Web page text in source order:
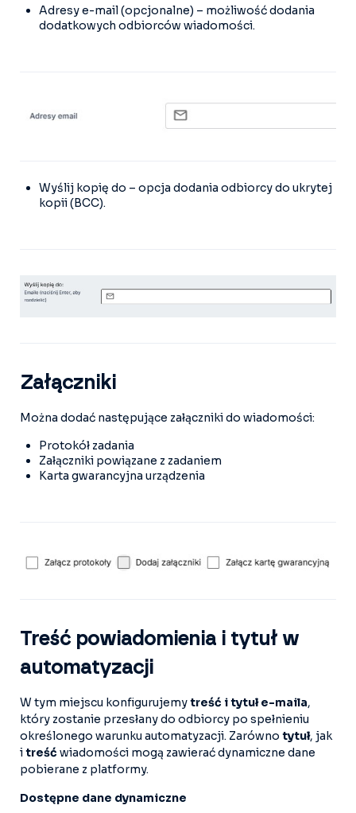
Adresy e-mail (opcjonalne) – możliwość dodania
dodatkowych odbiorców wiadomości.
Wyślij kopię do – opcja dodania odbiorcy do ukrytej
kopii (BCC).
Załączniki
Można dodać następujące załączniki do wiadomości:
Protokół zadania
Załączniki powiązane z zadaniem
Karta gwarancyjna urządzenia
Treść powiadomienia i tytuł w
automatyzacji
W tym miejscu konfigurujemytreść i tytuł e-maila,
który zostanie przesłany do odbiorcy po spełnieniu
określonego warunku automatyzacji. Zarówno tytuł, jak
itreść wiadomości mogą zawierać dynamiczne dane
pobierane z platformy.
Dostępne dane dynamiczne